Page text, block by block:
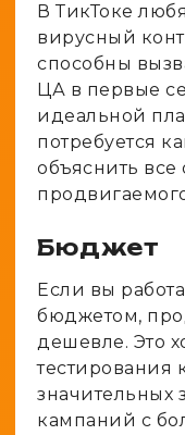
В ТикТоке
вирусный
способны
ЦА в первые
идеальной
потребуется
объяснить все
Бюджет
Если вы
бюджетом,
дешевле. Это
тестирования
значительных
кампаний с